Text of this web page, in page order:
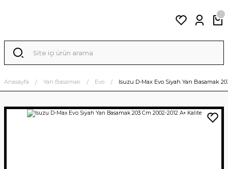
Anasayfa Yan Basamak Evo Isuzu D-Max Evo Siyah Yan Basamak